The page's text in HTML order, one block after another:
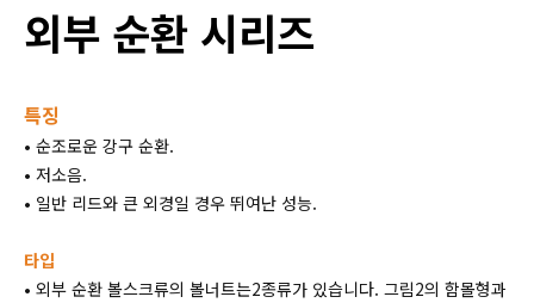
외부 순환 시리즈
특징
• 순조로운 강구 순환.
• 저소음.
• 일반 리드와 큰 외경일 경우 뛰여난 성능.
타입
• 외부 순환 볼스크류의 볼너트는2종류가 있습니다. 그림2의 함몰형과